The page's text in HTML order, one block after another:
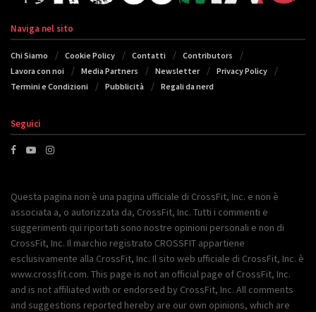
Naviga nel sito
Chi Siamo Cookie Policy Contatti
Contributors
Lavora con noi
Media Partners Newsletter
Privacy Policy
Termini e Condizioni
Pubblicità Regali da nerd
Seguici
Questa pagina non è una pagina ufficiale di CrossFit, Inc. e non è
associata a, o autorizzata da, CrossFit, Inc. Tutti i commenti e
suggerimenti qui riportati sono nostre opinioni personali e non di
CrossFit, Inc. Il marchio registrato CROSSFIT appartiene
esclusivamente alla CrossFit, Inc. Il sito web ufficiale di CrossFit, Inc. è
www.crossfit.com. This page is not an official page of CrossFit, Inc.
and is not affiliated with or endorsed by CrossFit, Inc. All comments
and suggestions reported hereby are our own opinions, which are